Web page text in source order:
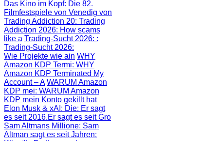
Das Kino im Kopf: Die 82.
Filmfestspiele von Venedig von
Trading Addiction 20: Trading
Addiction 2026: How scams
like a Trading-Sucht 2026: :
Trading-Sucht 2026:
Wie Projekte wie ain WHY
Amazon KDP Termi: WHY
Amazon KDP Terminated My
Account – A WARUM Amazon
KDP mei: WARUM Amazon
KDP mein Konto gekillt hat
Elon Musk & xAI: Die: Er sagt
es seit 2016.Er sagt es seit Gro
Sam Altmans Millione: Sam
Altman sagt es seit Jahren: